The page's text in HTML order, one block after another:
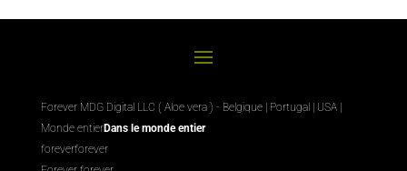
Forever MDG Digital LLC ( Aloe vera ) - Belgique | Portugal | USA |
Monde entierDans le monde entier
foreverforever